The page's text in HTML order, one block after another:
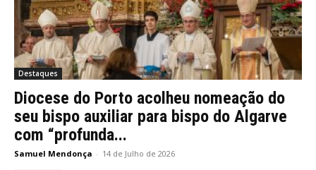
Destaques
Diocese do Porto acolheu nomeação do
seu bispo auxiliar para bispo do Algarve
com “profunda...
Samuel Mendonça - 14 de Julho de 2026